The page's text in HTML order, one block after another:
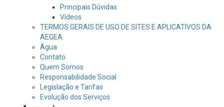
Principais Dúvidas
Vídeos
TERMOS GERAIS DE USO DE SITES E APLICATIVOS DA
AEGEA
Água
Contato
Quem Somos
Responsabilidade Social
Legislação e Tarifas
Evolução dos Serviços